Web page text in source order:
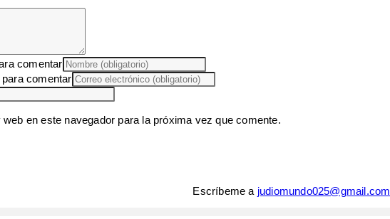
comentar
comentar
en este navegador para la próxima vez que comente.
Escríbeme a judiomundo025@gmail.com